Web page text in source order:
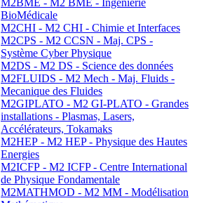
M2BME - M2 BME - Ingénierie
BioMédicale
M2CHI - M2 CHI - Chimie et Interfaces
M2CPS - M2 CCSN - Maj. CPS -
Système Cyber Physique
M2DS - M2 DS - Science des données
M2FLUIDS - M2 Mech - Maj. Fluids -
Mecanique des Fluides
M2GIPLATO - M2 GI-PLATO - Grandes
installations - Plasmas, Lasers,
Accélérateurs, Tokamaks
M2HEP - M2 HEP - Physique des Hautes
Energies
M2ICFP - M2 ICFP - Centre International
de Physique Fondamentale
M2MATHMOD - M2 MM - Modélisation